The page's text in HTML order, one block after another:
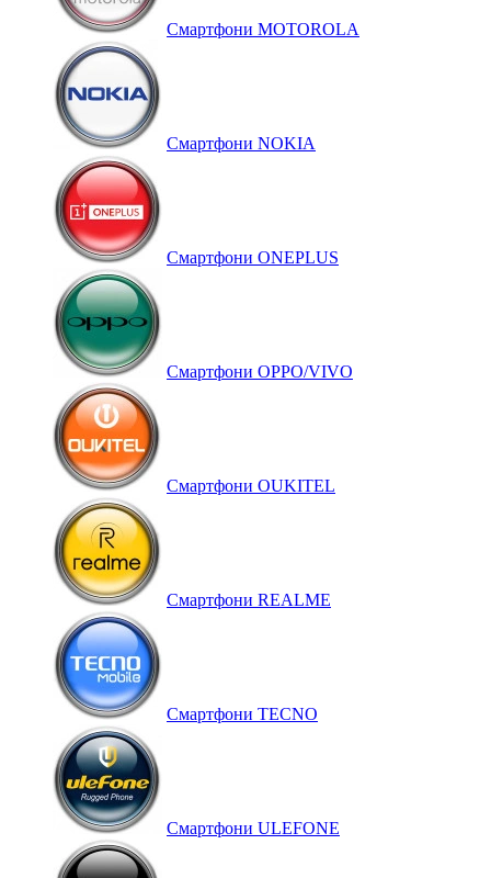
Смартфони MOTOROLA
Смартфони NOKIA
Смартфони ONEPLUS
Смартфони OPPO/VIVO
Смартфони OUKITEL
Смартфони REALME
Смартфони TECNO
Смартфони ULEFONE